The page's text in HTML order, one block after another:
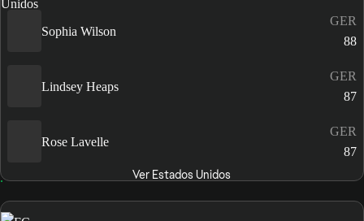
Sophia Wilson
GER
88
Lindsey Heaps
GER
87
Rose Lavelle
GER
87
Ver Estados Unidos